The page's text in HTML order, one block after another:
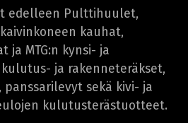
edelleen Pulttihuulet,
kauhat,
ja MTG:n kynsi- ja
ja rakenneteräkset,
sekä kivi- ja
kulutusterästuotteet.